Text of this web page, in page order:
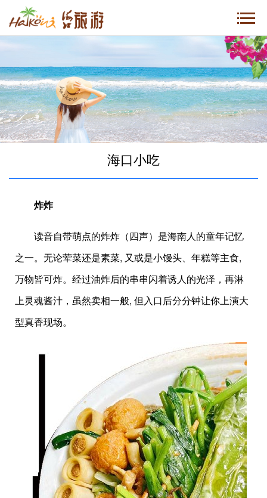
海口小吃
炸炸
读音自带萌点的炸炸（四声）是海南人的童年记忆
之一。无论荤菜还是素菜, 又或是小馒头、年糕等主食,
万物皆可炸。经过油炸后的串串闪着诱人的光泽，再淋
上灵魂酱汁，虽然卖相一般, 但入口后分分钟让你上演大
型真香现场。